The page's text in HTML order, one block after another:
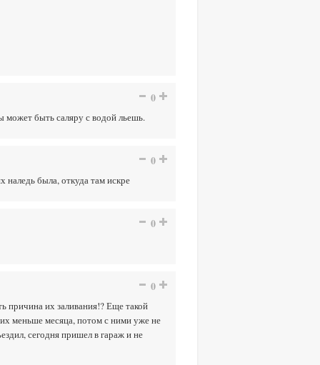
0
может быть саляру с водой льешь.
0
наледь была, откуда там искре
0
0
причина их заливания!? Еще такой
меньше месяца, потом с ними уже не
сегодня пришел в гараж и не